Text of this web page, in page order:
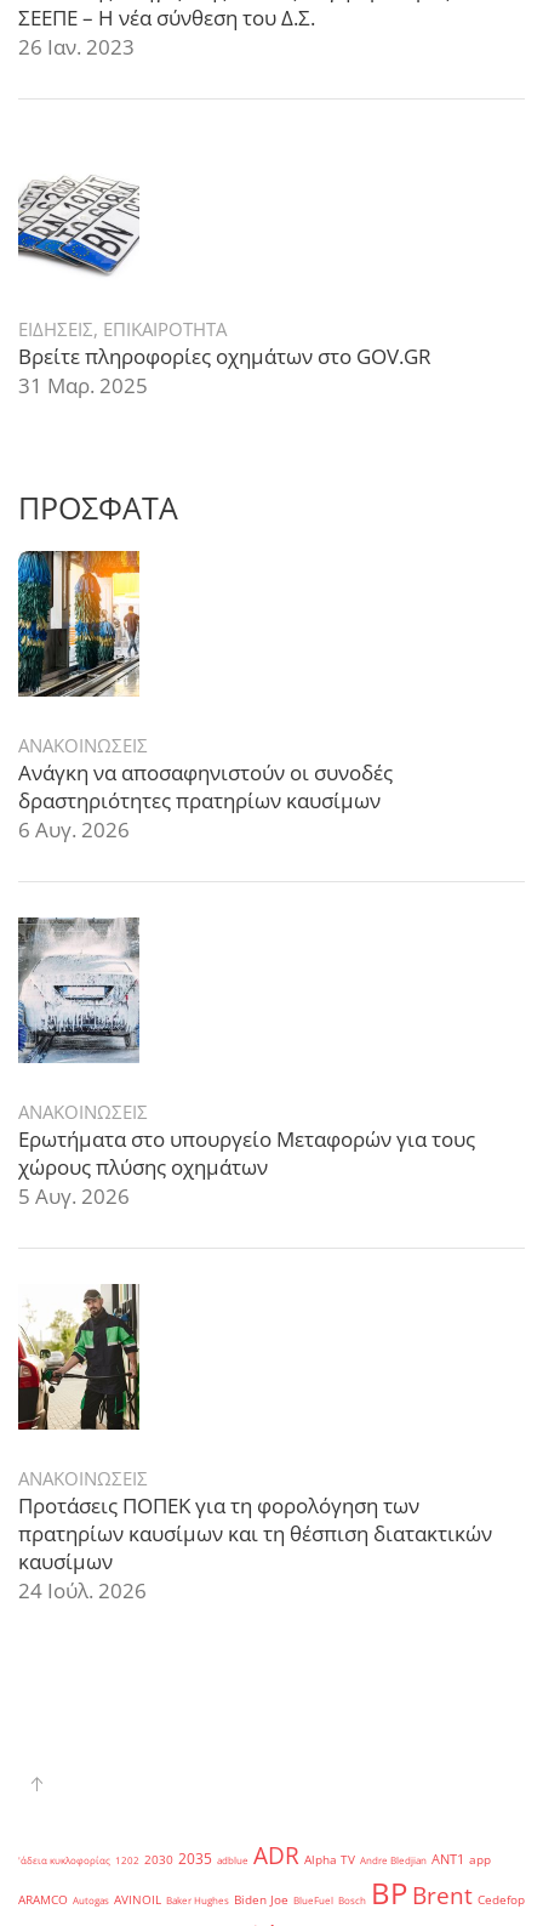
ΣΕΕΠΕ – Η νέα σύνθεση του Δ.Σ.
26 Ιαν. 2023
ΕΙΔΗΣΕΙΣ, ΕΠΙΚΑΙΡΟΤΗΤΑ
Βρείτε πληροφορίες οχημάτων στο GOV.GR
31 Μαρ. 2025
ΠΡΟΣΦΑΤΑ
ΑΝΑΚΟΙΝΩΣΕΙΣ
Ανάγκη να αποσαφηνιστούν οι συνοδές
δραστηριότητες πρατηρίων καυσίμων
6 Αυγ. 2026
ΑΝΑΚΟΙΝΩΣΕΙΣ
Ερωτήματα στο υπουργείο Μεταφορών για τους
χώρους πλύσης οχημάτων
5 Αυγ. 2026
ΑΝΑΚΟΙΝΩΣΕΙΣ
Προτάσεις ΠΟΠΕΚ για τη φορολόγηση των
πρατηρίων καυσίμων και τη θέσπιση διατακτικών
καυσίμων
24 Ιούλ. 2026
'άδεια κυκλοφορίας 1202 2030 2035 adblue ADR Alpha TV Andre Bledjian ANT1 app
ARAMCO Autogas AVINOIL Baker Hughes Biden Joe BlueFuel Bosch BPBrent Cedefop